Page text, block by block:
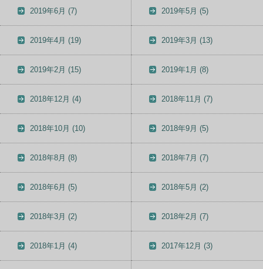
2019年6月 (7) 2019年5月 (5)
2019年4月 (19) 2019年3月 (13)
2019年2月 (15) 2019年1月 (8)
2018年12月 (4) 2018年11月 (7)
2018年10月 (10) 2018年9月 (5)
2018年8月 (8) 2018年7月 (7)
2018年6月 (5) 2018年5月 (2)
2018年3月 (2) 2018年2月 (7)
2018年1月 (4) 2017年12月 (3)